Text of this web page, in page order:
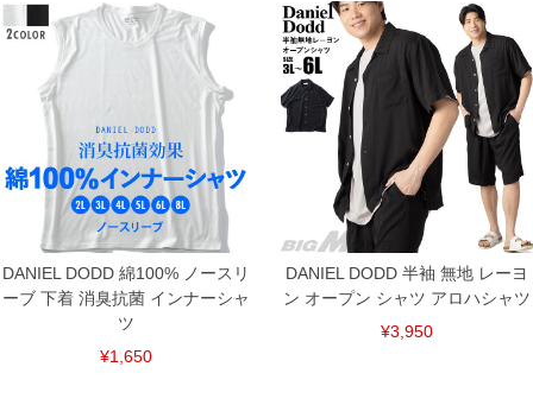
5L/150/82/150/62/26
6L/160/84/160/64/27
7L/170/86/170/66/28
8L/180/88/180/68/29
単位はcm
※【返品交換について】
返品交換希望の方は、商品到着後1週間以内にご連絡ください。
下着(肌着)やワイシャツは商品の性質上、返品交換不可とさせて頂いております。予め
ご了承くださいませ。
※【ボトムの裾上げをご希望の場合】
裾上げ料金は500円+税となります。
上の品が対象。1本5,999円以下の商品は有料（500円+税）となります。）
出荷まで約1週間～20日間程お時間を頂く場合がございます。
尚、裾上げした商品は返品・交換不可となりますので、予めご了承下さい。
一部、お直しに対応出来ない商品がございます。(例：裾にファスナーや調節ひもが付
いている、極端なデザインが施されている等)
DANIEL DODD 綿100% ノースリ
ーブ 下着 消臭抗菌 インナーシャ
ツ
¥1,650
DANIEL DODD 半袖 無地 レーヨ
ン オープン シャツ アロハシャツ
¥3,950